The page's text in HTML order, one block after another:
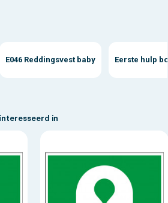
E046 Reddingsvest baby Eerste hulp
in